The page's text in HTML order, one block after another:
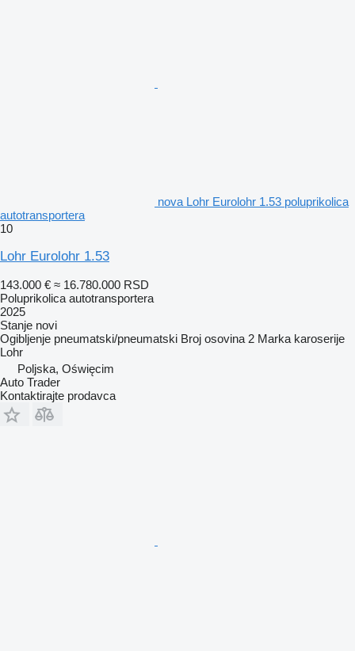
nova Lohr Eurolohr 1.53 poluprikolica
autotransportera
10
Lohr Eurolohr 1.53
143.000 € ≈ 16.780.000 RSD
Poluprikolica autotransportera
2025
Stanje novi
Ogibljenje pneumatski/pneumatski Broj osovina 2 Marka karoserije
Lohr
Poljska, Oświęcim
Auto Trader
Kontaktirajte prodavca